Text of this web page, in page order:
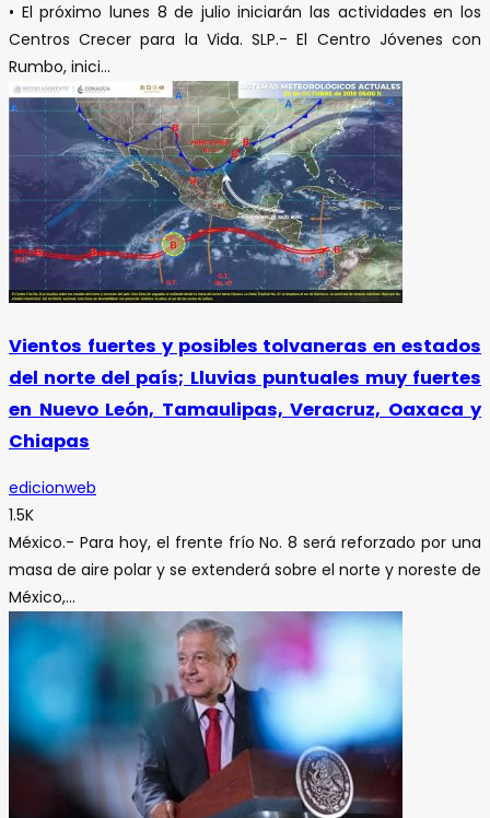
• El próximo lunes 8 de julio iniciarán las actividades en los
Centros Crecer para la Vida. SLP.- El Centro Jóvenes con
Rumbo, inici...
Vientos fuertes y posibles tolvaneras en estados
del norte del país; Lluvias puntuales muy fuertes
en Nuevo León, Tamaulipas, Veracruz, Oaxaca y
Chiapas
edicionweb
1.5K
México.- Para hoy, el frente frío No. 8 será reforzado por una
masa de aire polar y se extenderá sobre el norte y noreste de
México,...